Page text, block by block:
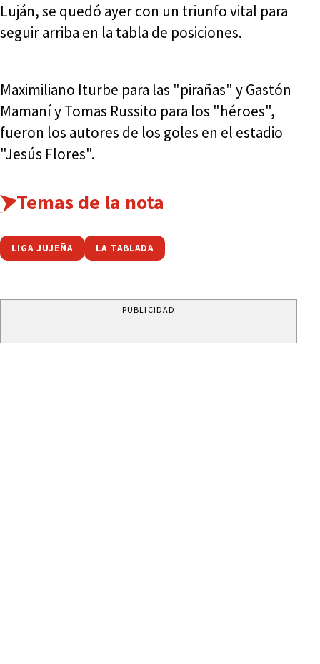
Luján, se quedó ayer con un triunfo vital para
seguir arriba en la tabla de posiciones.
Maximiliano Iturbe para las "pirañas" y Gastón
Mamaní y Tomas Russito para los "héroes",
fueron los autores de los goles en el estadio
"Jesús Flores".
Temas de la nota
LIGA JUJEÑA LA TABLADA
PUBLICIDAD